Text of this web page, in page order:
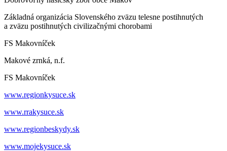
Základná organizácia Slovenského zväzu telesne postihnutých
a zväzu postihnutých civilizačnými chorobami
FS Makovníček
Makové zrnká, n.f.
FS Makovníček
www.regionkysuce.sk
www.rrakysuce.sk
www.regionbeskydy.sk
www.mojekysuce.sk